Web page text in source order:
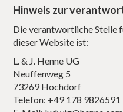
Hinweis zur
Die verantwortliche Stelle
dieser Website ist:
L. & J. Henne UG
Neuffenweg 5
73269 Hochdorf
Telefon: +49 178 9826591